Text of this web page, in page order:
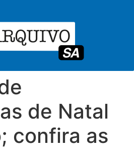
de Natal
confira as